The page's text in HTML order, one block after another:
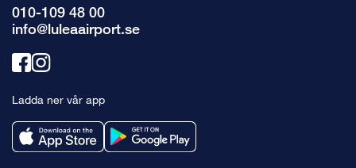
010-109 48 00
info@luleaairport.se
Länk
facebook
Länk
instagram
Ladda ner vår app